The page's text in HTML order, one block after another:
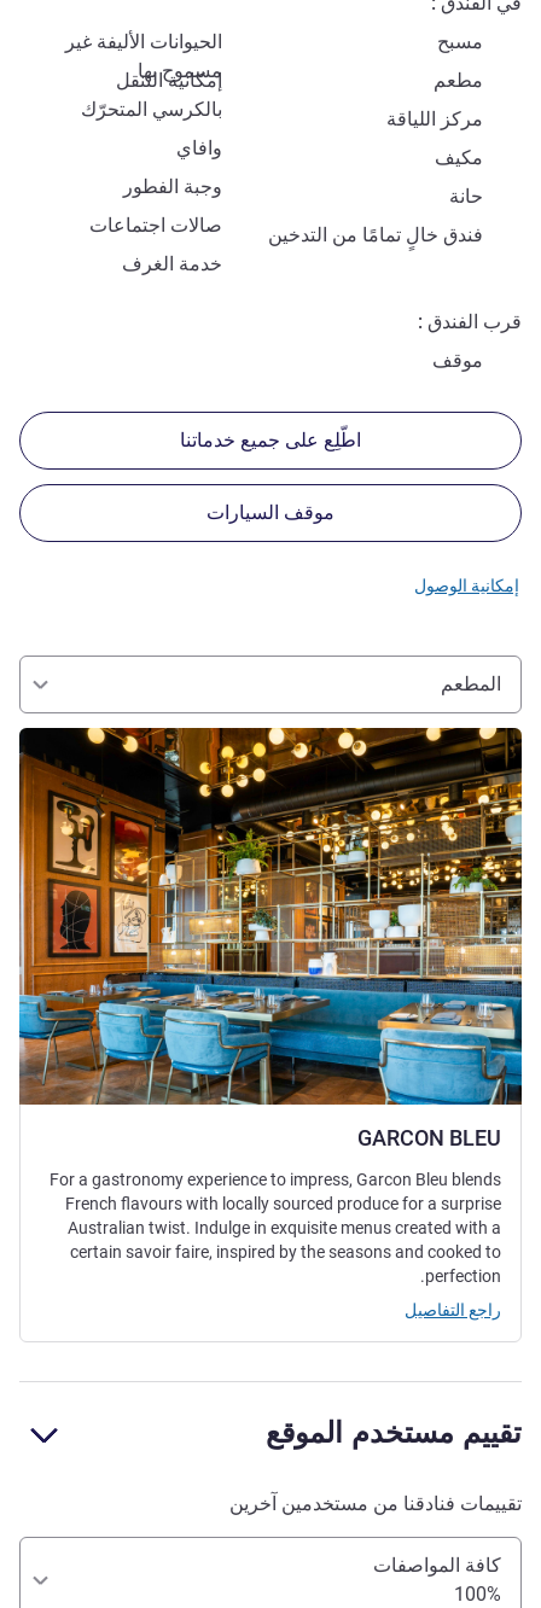
مسبح
الحيوانات الأليفة غير
مسموح بها
مطعم
إمكانية التنقل
بالكرسي المتحرّك
مركز اللياقة
وافاي
مكيف
وجبة الفطور
حانة
صالات اجتماعات
فندق خالٍ تمامًا من التدخين
خدمة الغرف
قرب الفندق
موقف
اطّلِع على جميع خدماتنا
موقف السيارات
إمكانية الوصول
المطعم
GARCON BLEU
راجع التفاصيل
For a gastronomy experience to impress, Garcon Bleu blends
French flavours with locally sourced produce for a surprise
Australian twist. Indulge in exquisite menus created with a
certain savoir faire, inspired by the seasons and cooked to
perfection.
راجع التفاصيل
تقييم مستخدم الموقع
تقييمات فنادقنا من مستخدمين آخرين
كافة المواصفات
100%